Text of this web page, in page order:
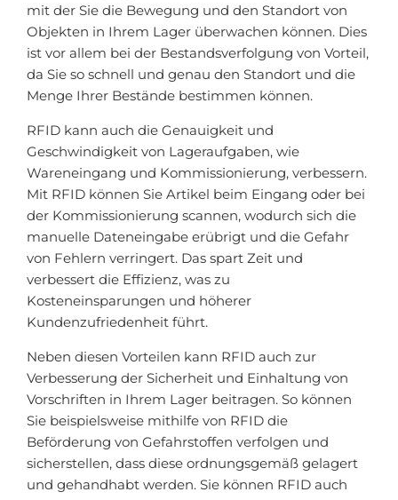
mit der Sie die Bewegung und den Standort von
Objekten in Ihrem Lager überwachen können. Dies
ist vor allem bei der Bestandsverfolgung von Vorteil,
da Sie so schnell und genau den Standort und die
Menge Ihrer Bestände bestimmen können.
RFID kann auch die Genauigkeit und
Geschwindigkeit von Lageraufgaben, wie
Wareneingang und Kommissionierung, verbessern.
Mit RFID können Sie Artikel beim Eingang oder bei
der Kommissionierung scannen, wodurch sich die
manuelle Dateneingabe erübrigt und die Gefahr
von Fehlern verringert. Das spart Zeit und
verbessert die Effizienz, was zu
Kosteneinsparungen und höherer
Kundenzufriedenheit führt.
Neben diesen Vorteilen kann RFID auch zur
Verbesserung der Sicherheit und Einhaltung von
Vorschriften in Ihrem Lager beitragen. So können
Sie beispielsweise mithilfe von RFID die
Beförderung von Gefahrstoffen verfolgen und
sicherstellen, dass diese ordnungsgemäß gelagert
und gehandhabt werden. Sie können RFID auch